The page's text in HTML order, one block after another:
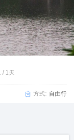
/ 1天
方式: 自由行